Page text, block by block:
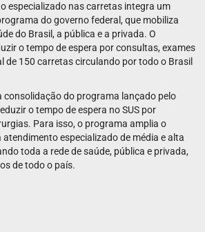
especializado nas carretas integra um
do governo federal, que mobiliza
do Brasil, a pública e a privada. O
o tempo de espera por consultas, exames
de 150 carretas circulando por todo o Brasil
consolidação do programa lançado pelo
o tempo de espera no SUS por
Para isso, o programa amplia o
especializado de média e alta
toda a rede de saúde, pública e privada,
de todo o país.